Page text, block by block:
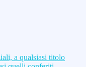
a qualsiasi titolo